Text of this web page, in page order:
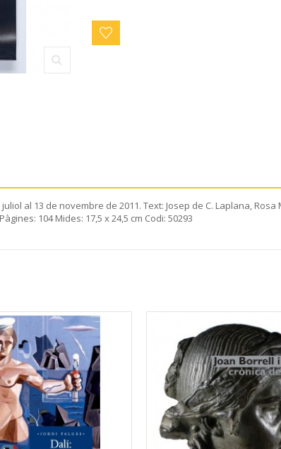
al 13 de novembre de 2011. Text: Josep de C. Laplana,
104 Mides: 17,5 x 24,5 cm Codi: 50293